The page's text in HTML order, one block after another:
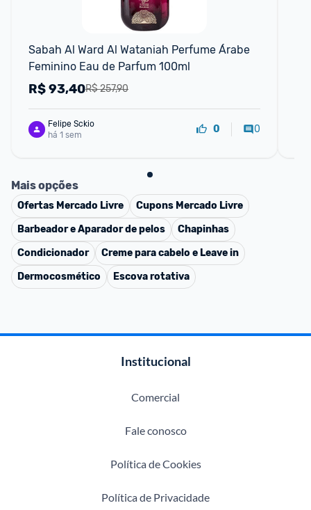
Sabah Al Ward Al Wataniah Perfume Árabe
Feminino Eau de Parfum 100ml
R$ 257,90
R$93,40
Felipe Sckio
há 1 sem
0 0
Mais opções
Ofertas Mercado Livre Cupons Mercado Livre
Barbeador e Aparador de pelos
Chapinhas
Condicionador
Creme para cabelo e Leave in
Dermocosmético
Escova rotativa
Institucional
Comercial
Fale conosco
Política de Cookies
Política de Privacidade